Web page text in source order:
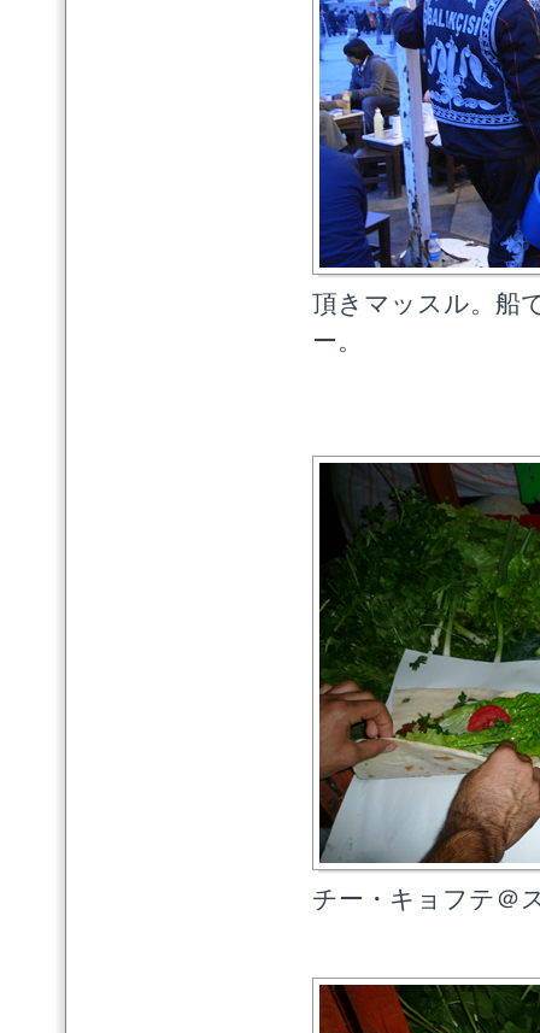
頂きマッスル。船
ー。
チー・キョフテ＠